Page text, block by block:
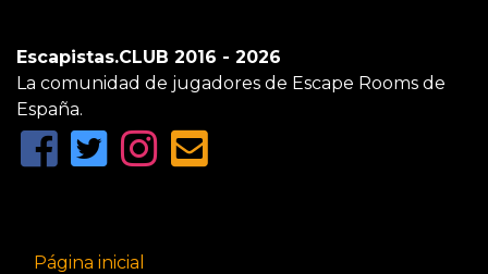
Escapistas.CLUB 2016 - 2026
La comunidad de jugadores de Escape Rooms de
España.
Página inicial